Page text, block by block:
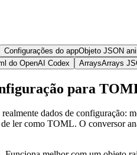
Configurações do appObjeto JSON
do OpenAI Codex ArraysArrays
para
dados de configuração:
ler como TOML. O conversor